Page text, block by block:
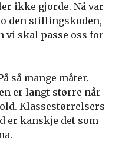
ikke gjorde. Nå var
den stillingskoden,
vi skal passe oss for
så mange måter.
er langt større når
Klassestørrelsers
er kanskje det som